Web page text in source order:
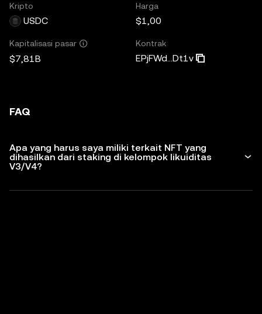
Kripto
USDC
Harga
$1,00
Kapitalisasi pasar
$7,81B
Kontrak
EPjFWd...Dt1v
FAQ
Apa yang harus saya miliki terkait NFT yang
dihasilkan dari staking di kelompok likuiditas
V3/V4?